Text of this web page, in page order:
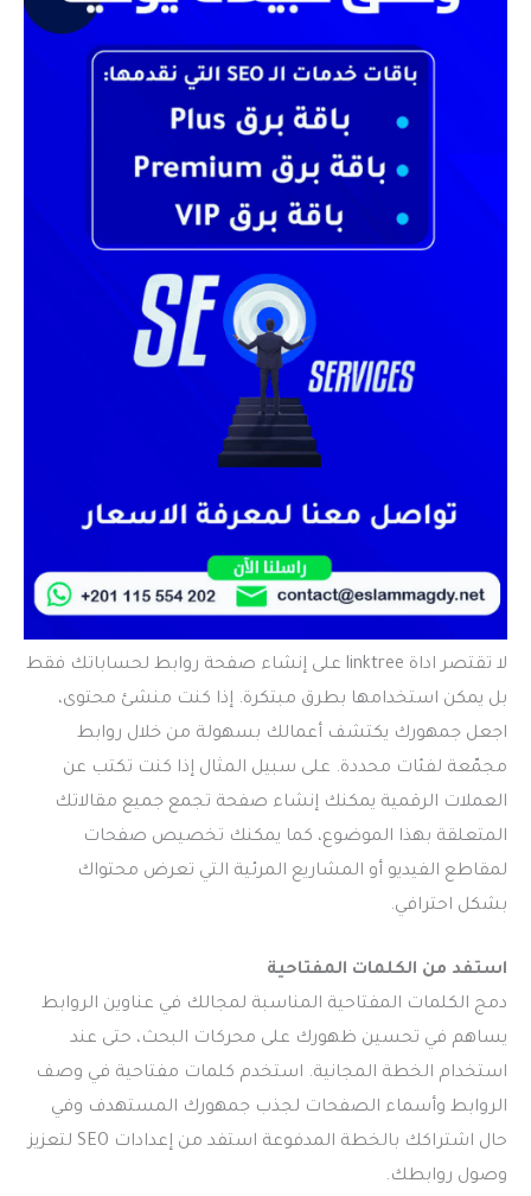
لا تقتصر اداة linktree
على إنشاء صفحة روابط لحساباتك فقط
بل يمكن استخدامها بطرق مبتكرة. إذا كنت منشئ محتوى،
اجعل جمهورك يكتشف أعمالك بسهولة من خلال روابط
مجمّعة لفئات محددة. على سبيل المثال إذا كنت تكتب عن
العملات الرقمية يمكنك إنشاء صفحة تجمع جميع مقالاتك
المتعلقة بهذا الموضوع، كما يمكنك تخصيص صفحات
لمقاطع الفيديو أو المشاريع المرئية التي تعرض محتواك
بشكل احترافي.
استفد من الكلمات المفتاحية
دمج الكلمات المفتاحية المناسبة لمجالك في عناوين الروابط
يساهم في تحسين ظهورك على محركات البحث، حتى عند
استخدام الخطة المجانية. استخدم كلمات مفتاحية في وصف
الروابط وأسماء الصفحات لجذب جمهورك المستهدف وفي
حال اشتراكك بالخطة المدفوعة استفد من إعدادات SEO لتعزيز
وصول روابطك.